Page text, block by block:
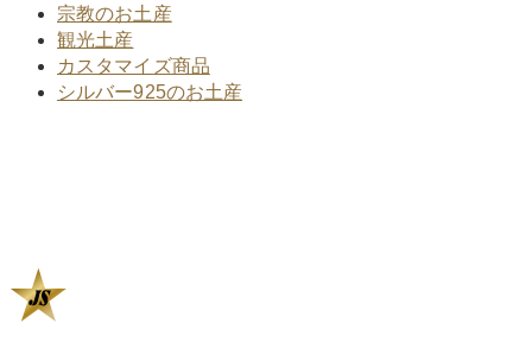
宗教のお土産
観光土産
カスタマイズ商品
シルバー925のお土産